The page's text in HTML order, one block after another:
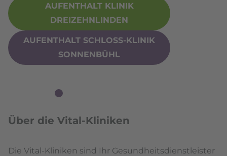
AUFENTHALT KLINIK
DREIZEHNLINDEN
AUFENTHALT SCHLOSS-KLINIK
SONNENBÜHL
Über die Vital-Kliniken
Die Vital-Kliniken sind Ihr Gesundheitsdienstleister